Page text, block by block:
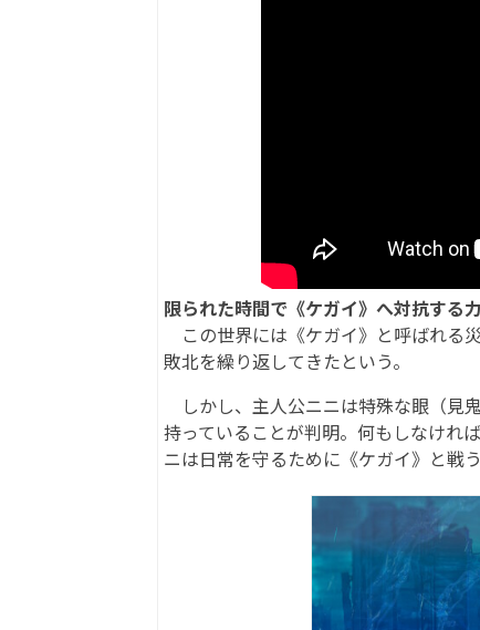
限られた時間で《ケガイ》へ対抗する
この世界には《ケガイ》と呼ばれる
敗北を繰り返してきたという。
しかし、主人公ニニは特殊な眼（見
持っていることが判明。何もしなけれ
ニは日常を守るために《ケガイ》と戦